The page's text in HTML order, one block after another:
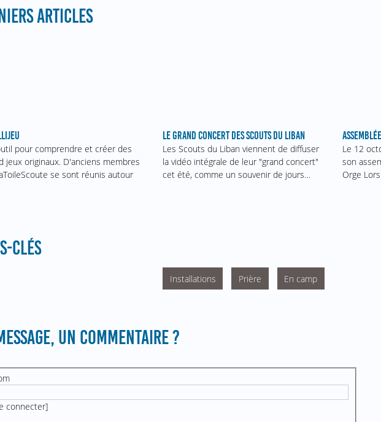
ARTICLES
pour comprendre et créer des
jeux originaux. D'anciens membres
se sont réunis autour
LE GRAND CONCERT DES SCOUTS DU LIBAN
Les Scouts du Liban viennent de diffuser
la vidéo intégrale de leur "grand concert"
cet été, comme un souvenir de jours…
Le 12
son
Orge
CLÉS
Installations Prière En camp
UN COMMENTAIRE ?
connecter]